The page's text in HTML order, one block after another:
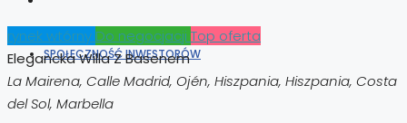
SPOŁECZNOŚĆ INWESTORÓW
rynek wtórny Do negocjacji Top oferta
Elegancka Willa Z Basenem
La Mairena, Calle Madrid, Ojén, Hiszpania, Hiszpania, Costa
del Sol, Marbella